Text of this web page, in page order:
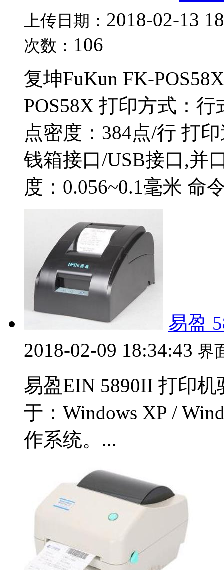
上传日期： 2018-02-13
次数： 106
复坤FuKun FK-
POS58X 打印方式：
点密度：384点/行 打
钱箱接口/USB接口,并
度：0.056~0.1毫米 命
易盈
2018-02-09 18:34:43 界
易盈EIN 5890II 打印
于：Windows XP /
作系统。...